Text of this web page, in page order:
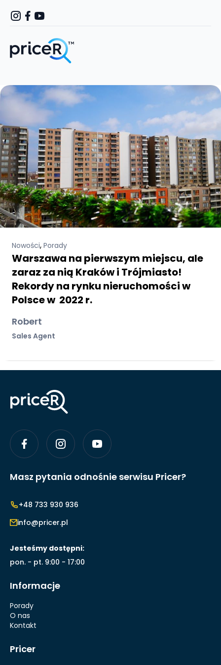
Nowości, Porady
Warszawa na pierwszym miejscu, ale
zaraz za nią Kraków i Trójmiasto!
Rekordy na rynku nieruchomości w
Polsce w 2022 r.
Robert
Sales Agent
Masz pytania odnośnie serwisu Pricer?
+48 733 930 936
info@pricer.pl
Jesteśmy dostępni:
pon. - pt. 9:00 - 17:00
Informacje
Porady
O nas
Kontakt
Pricer